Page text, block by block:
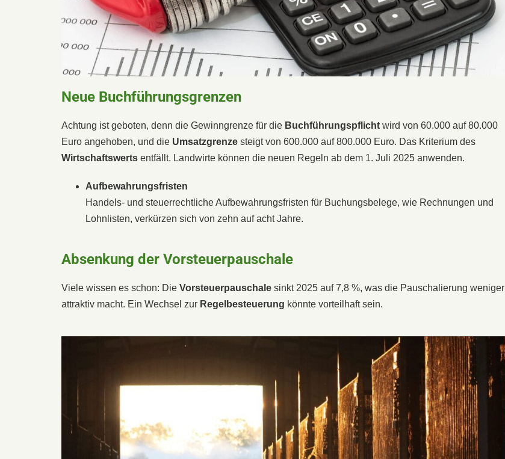
Neue Buchführungsgrenzen
Achtung ist geboten, denn die Gewinngrenze für die Buchführungspflicht wird von 60.000 auf 80.000
Euro angehoben, und die Umsatzgrenze steigt von 600.000 auf 800.000 Euro. Das Kriterium des
Wirtschaftswerts entfällt. Landwirte können die neuen Regeln ab dem 1. Juli 2025 anwenden.
Aufbewahrungsfristen
Handels- und steuerrechtliche Aufbewahrungsfristen für Buchungsbelege, wie Rechnungen und
Lohnlisten, verkürzen sich von zehn auf acht Jahre.
Absenkung der Vorsteuerpauschale
Viele wissen es schon: Die Vorsteuerpauschale sinkt 2025 auf 7,8 %, was die Pauschalierung weniger
attraktiv macht. Ein Wechsel zur Regelbesteuerung könnte vorteilhaft sein.